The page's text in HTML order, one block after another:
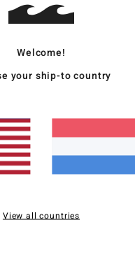
Gemiddelde score
5.0
beoordelingen
klanten bevelen dit product aan
Welcome!
your ship-to country
View all countries